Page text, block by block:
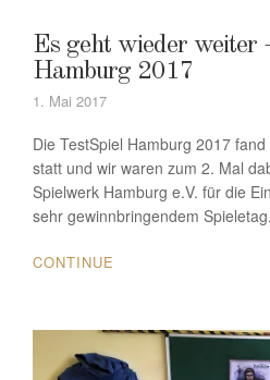
Es geht wieder weiter
Hamburg 2017
1. Mai 2017
Die TestSpiel Hamburg 2017
statt und wir waren zum 2. Mal
Spielwerk Hamburg e.V. für die
sehr gewinnbringendem
CONTINUE